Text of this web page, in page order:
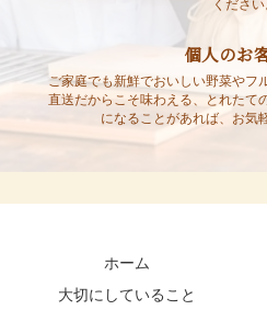
ください
個人のお
ご家庭でも新鮮でおいしい野菜やフ
直送だからこそ味わえる、とれたて
になることがあれば、お気
ホーム
大切にしていること